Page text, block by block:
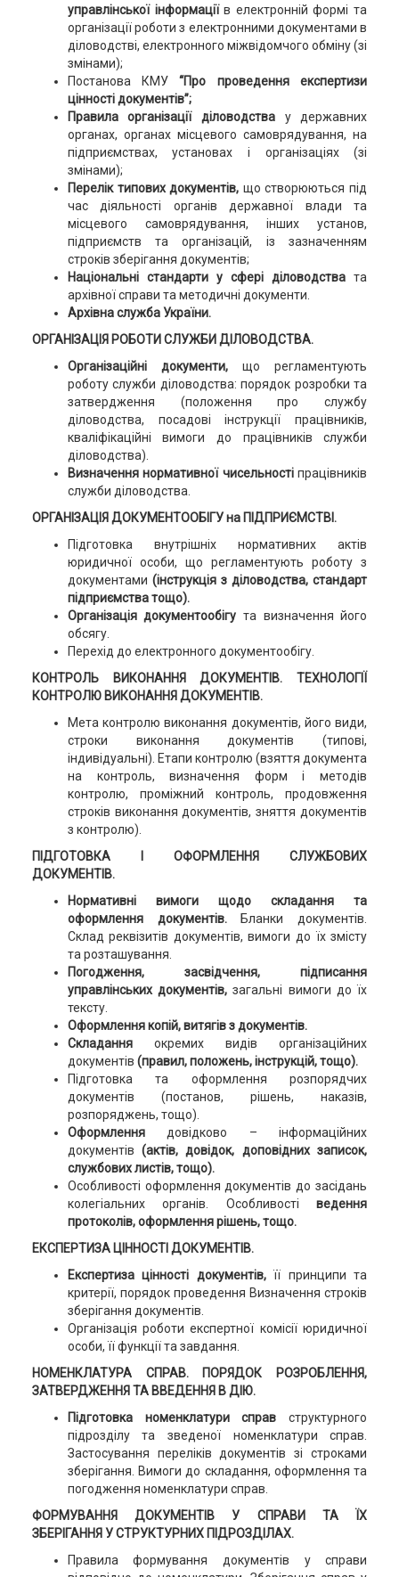
управлінської інформаціїв електронній формі та
організації роботи з електронними документами в
діловодстві, електронного міжвідомчого обміну (зі
змінами);
Постанова КМУ“Про проведення експертизи
цінності документів”;
Правила організації діловодствау державних
органах, органах місцевого самоврядування, на
підприємствах, установах і організаціях (зі
змінами);
Перелік типових документів, що створюються під
час діяльності органів державної влади та
місцевого самоврядування, інших установ,
підприємств та організацій, із зазначенням
строків зберігання документів;
Національні стандарти у сфері діловодства та
архівної справи та методичні документи.
Архівна служба України.
ОРГАНІЗАЦІЯ РОБОТИ СЛУЖБИ ДІЛОВОДСТВА.
Організаційні документи,що регламентують
роботу служби діловодства: порядок розробки та
затвердження (положення про службу
діловодства, посадові інструкції працівників,
кваліфікаційні вимоги до працівників служби
діловодства).
Визначення нормативної чисельностіпрацівників
служби діловодства.
ОРГАНІЗАЦІЯ ДОКУМЕНТООБІГУ на ПІДПРИЄМСТВІ.
Підготовка внутрішніх нормативних актів
юридичної особи, що регламентують роботу з
документами (інструкція з діловодства, стандарт
підприємства тощо).
Організація документообігу та визначення його
обсягу.
Перехід до електронного документообігу.
КОНТРОЛЬ ВИКОНАННЯ ДОКУМЕНТІВ. ТЕХНОЛОГІЇ
КОНТРОЛЮ ВИКОНАННЯ ДОКУМЕНТІВ.
Мета контролю виконання документів, його види,
строки виконання документів (типові,
індивідуальні). Етапи контролю (взяття документа
на контроль, визначення форм і методів
контролю, проміжний контроль, продовження
строків виконання документів, зняття документів
з контролю).
ПІДГОТОВКА І ОФОРМЛЕННЯ СЛУЖБОВИХ
ДОКУМЕНТІВ.
Нормативні вимоги щодо складання та
оформлення документів.
Бланки документів.
Склад реквізитів документів, вимоги до їх змісту
та розташування.
Погодження, засвідчення, підписання
управлінських документів, загальні вимоги до їх
тексту.
Оформлення копій, витягів з документів.
Складання окремих видів організаційних
документів (правил, положень, інструкцій, тощо).
Підготовка та оформлення розпорядчих
документів (постанов, рішень, наказів,
розпоряджень, тощо).
Оформлення довідково – інформаційних
документів(актів, довідок, доповідних записок,
службових листів, тощо).
Особливості оформлення документів до засідань
колегіальних органів. Особливостіведення
протоколів, оформлення рішень, тощо.
ЕКСПЕРТИЗА ЦІННОСТІ ДОКУМЕНТІВ.
Експертиза цінності документів,її принципи та
критерії, порядок проведення Визначення строків
зберігання документів.
Організація роботи експертної комісії юридичної
особи, її функції та завдання.
НОМЕНКЛАТУРА СПРАВ. ПОРЯДОК РОЗРОБЛЕННЯ,
ЗАТВЕРДЖЕННЯ ТА ВВЕДЕННЯ В ДІЮ.
Підготовка номенклатури справ структурного
підрозділу та зведеної номенклатури справ.
Застосування переліків документів зі строками
зберігання. Вимоги до складання, оформлення та
погодження номенклатури справ.
ФОРМУВАННЯ ДОКУМЕНТІВ У СПРАВИ ТА ЇХ
ЗБЕРІГАННЯ У СТРУКТУРНИХ ПІДРОЗДІЛАХ.
Правила формування документів у справи